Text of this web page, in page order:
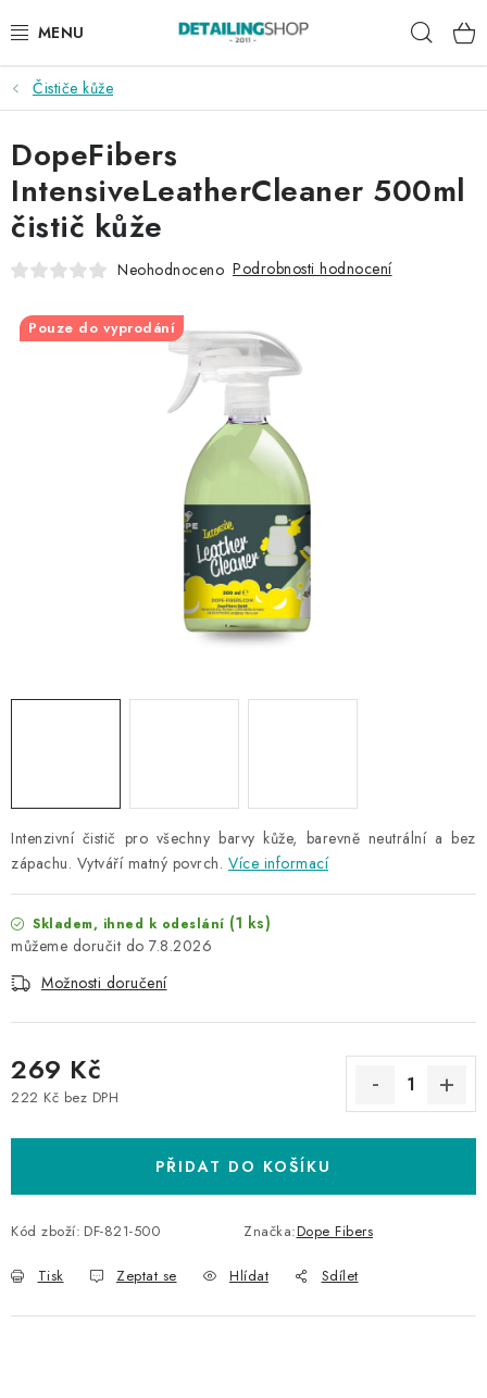
na
AKCE
NOVINKY
EXTERIÉR
INTERIÉR
PŘÍSLUŠENSTVÍ
DÁRKOVÉ SADY A POUKAZY
Čističe kůže
Intenzivní čistič pro všechny barvy kůže, barevně neutrální a bez
zápachu. Vytváří matný povrch. Více informací
Skladem, ihned k odeslání (1 ks)
7.8.2026
Možnosti doručení
269 Kč
222 Kč bez DPH
PŘIDAT DO KOŠÍKU
Kód zboží: DF-821-500 Značka:Dope Fibers
Tisk Zeptat se Hlídat Sdílet
DopeFibers
IntensiveLeatherCleaner 500ml
čistič kůže
Neohodnoceno Podrobnosti hodnocení
Pouze do vyprodání